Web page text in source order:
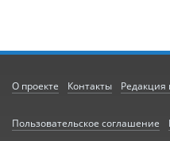
О проекте Контакты Редакция
Пользовательское соглашение